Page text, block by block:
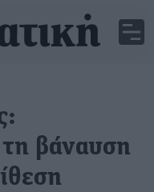
βάναυση